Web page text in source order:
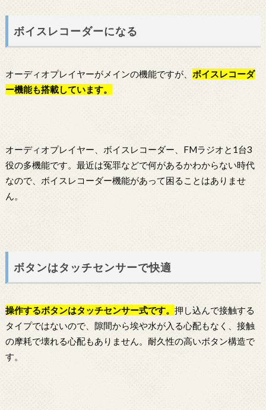
ボイスレコーダーになる
オーディオプレイヤーがメインの機能ですが、 ボイスレコーダ
ー機能も搭載しています。
オーディオプレイヤー、ボイスレコーダー、FMラジオと1台3
役の多機能です。最近は冤罪などで何があるかわからない時代
なので、ボイスレコーダー機能があって困ることはありませ
ん。
ボタンはタッチセンサーで快適
操作するボタンはタッチセンサー式です。 押し込んで接触する
タイプではないので、隙間から埃や水が入る心配もなく、接触
の摩耗で壊れる心配もありません。耐久性の高いボタン構造で
す。